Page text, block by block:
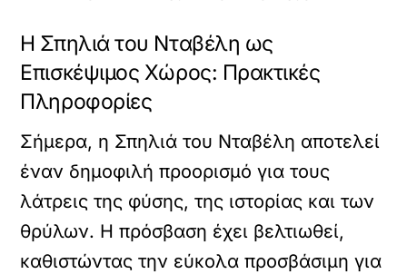
Η Σπηλιά του Νταβέλη ως
Επισκέψιμος Χώρος: Πρακτικές
Πληροφορίες
Σήμερα, η Σπηλιά του Νταβέλη αποτελεί
έναν δημοφιλή προορισμό για τους
λάτρεις της φύσης, της ιστορίας και των
θρύλων. Η πρόσβαση έχει βελτιωθεί,
καθιστώντας την εύκολα προσβάσιμη για